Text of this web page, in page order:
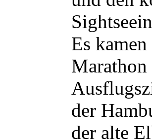
Es
Marathon
der
der alte